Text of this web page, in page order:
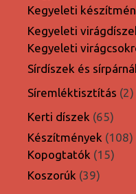
Kegyeleti
Kegyeleti
Kegyeleti
Sírdíszek és
Síremléktisztítás 22
Kerti díszek 6565
Készítmények 108
Kopogtatók 1515
Koszorúk 3939